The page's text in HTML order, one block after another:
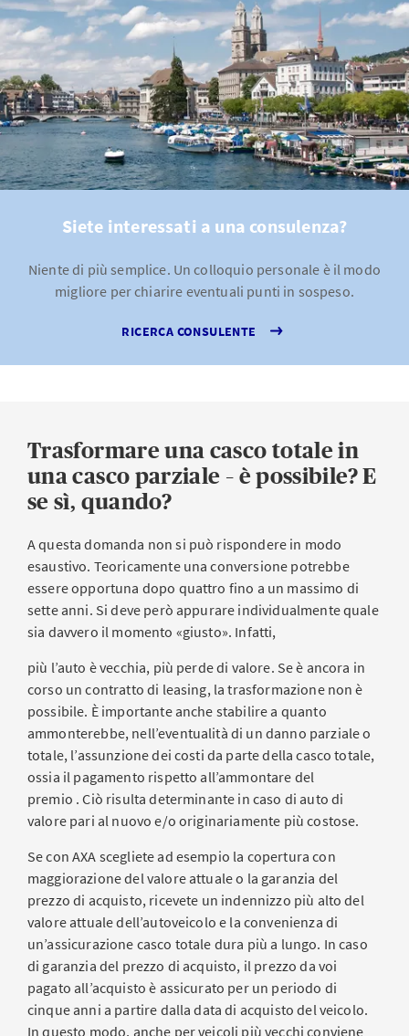
Siete interessati a una consulenza?
Niente di più semplice. Un colloquio personale è il modo
migliore per chiarire eventuali punti in sospeso.
RICERCA CONSULENTE
Trasformare una casco totale in
una casco parziale – è possibile? E
se sì, quando?
A questa domanda non si può rispondere in modo
esaustivo. Teoricamente una conversione potrebbe
essere opportuna dopo quattro fino a un massimo di
sette anni. Si deve però appurare individualmente quale
sia davvero il momento «giusto». Infatti,
più l’auto è vecchia, più perde di valore. Se è ancora in
corso un contratto di leasing, la trasformazione non è
possibile. È importante anche stabilire a quanto
ammonterebbe, nell’eventualità di un danno parziale o
totale, l’assunzione dei costi da parte della casco totale,
ossia il pagamento rispetto all’ammontare del
premio . Ciò risulta determinante in caso di auto di
valore pari al nuovo e/o originariamente più costose.
Se con AXA scegliete ad esempio la copertura con
maggiorazione del valore attuale o la garanzia del
prezzo di acquisto, ricevete un indennizzo più alto del
valore attuale dell’autoveicolo e la convenienza di
un’assicurazione casco totale dura più a lungo. In caso
di garanzia del prezzo di acquisto, il prezzo da voi
pagato all’acquisto è assicurato per un periodo di
cinque anni a partire dalla data di acquisto del veicolo.
In questo modo, anche per veicoli più vecchi conviene